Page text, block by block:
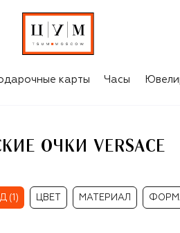
карты Часы
ОЧКИ VERSACE
(1) ЦВЕТ МАТЕРИАЛ